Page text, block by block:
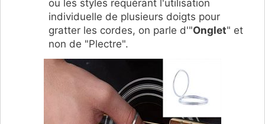
ou les styles requérant l'utilisation
individuelle de plusieurs doigts pour
gratter les cordes, on parle d'"Onglet" et
non de "Plectre".